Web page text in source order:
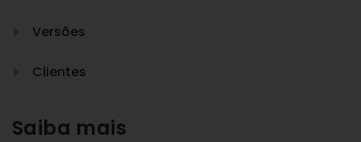
Versões
Clientes
Saiba mais